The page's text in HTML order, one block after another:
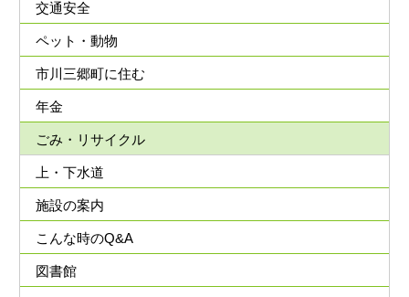
交通安全
ペット・動物
市川三郷町に住む
年金
ごみ・リサイクル
上・下水道
施設の案内
こんな時のQ&A
図書館